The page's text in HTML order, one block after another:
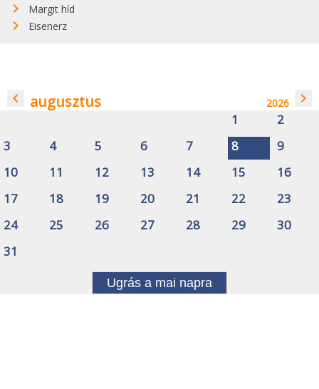
Margit híd
Eisenerz
navigate_before augusztus 2026 navigate_next
1
2
3
4 5 6 7 8
9
10
11 12 13 14 15
16
17
18 19 20 21 22
23
24
25 26 27 28 29
30
31
Ugrás a mai napra